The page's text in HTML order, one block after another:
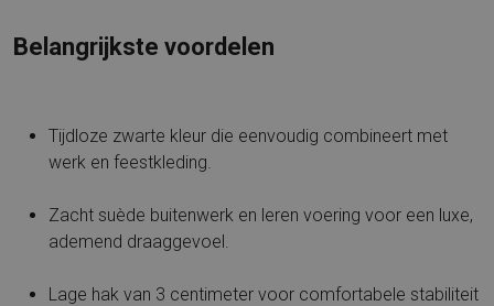
Belangrijkste voordelen
Tijdloze zwarte kleur die eenvoudig combineert met
werk en feestkleding.
Zacht suède buitenwerk en leren voering voor een luxe,
ademend draaggevoel.
Lage hak van 3 centimeter voor comfortabele stabiliteit